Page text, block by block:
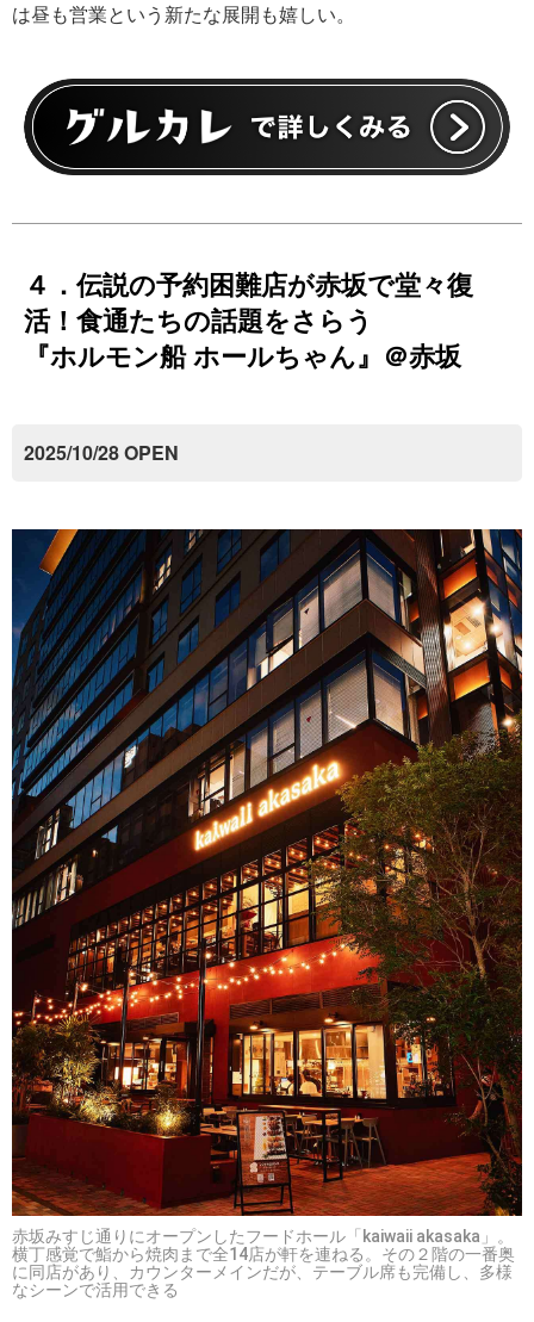
は昼も営業という新たな展開も嬉しい。
４．伝説の予約困難店が赤坂で堂々復
活！食通たちの話題をさらう
『ホルモン船 ホールちゃん』＠赤坂
2025/10/28 OPEN
赤坂みすじ通りにオープンしたフードホール「kaiwaii akasaka」。
横丁感覚で鮨から焼肉まで全14店が軒を連ねる。その２階の一番奥
に同店があり、カウンターメインだが、テーブル席も完備し、多様
なシーンで活用できる